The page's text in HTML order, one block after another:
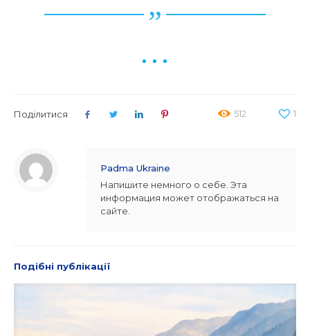
Поділитися 1
512
Padma Ukraine
Напишите немного о себе. Эта
информация может отображаться на
сайте.
Подібні публікації